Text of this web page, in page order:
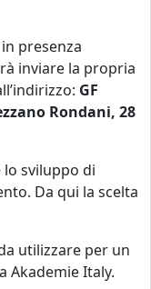
presenza
inviare la propria
GF
Rondani, 28
lo sviluppo di
Da qui la scelta
utilizzare per un
Akademie Italy.